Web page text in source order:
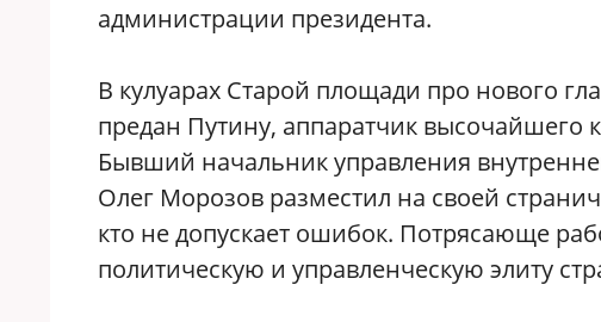
администрации президента.
В кулуарах Старой площади про нового
предан Путину, аппаратчик высочайшего
Бывший начальник управления
Олег Морозов разместил на своей
кто не допускает ошибок. Потрясающе
политическую и управленческую элиту